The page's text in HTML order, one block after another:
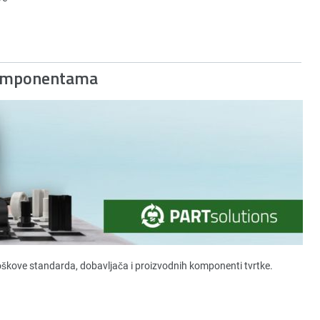
standarda, dobavljača i proizvodnih komponenti tvrtke.